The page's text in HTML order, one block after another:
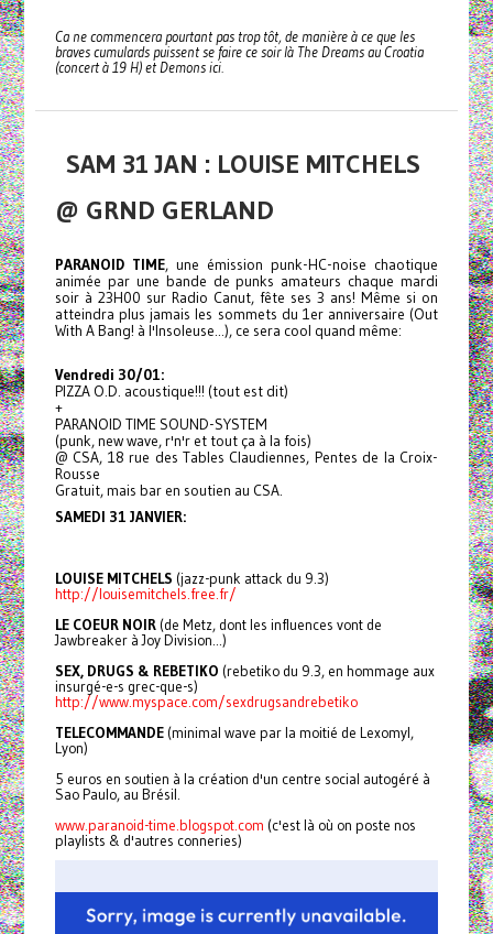
Ca ne commencera pourtant pas trop tôt, de manière à ce que les
braves cumulards puissent se faire ce soir là The Dreams au Croatia
(concert à 19 H) et Demons ici.
SAM 31 JAN : LOUISE MITCHELS
@ GRND GERLAND
PARANOID TIME, une émission punk-HC-noise chaotique
animée par une bande de punks amateurs chaque mardi
soir à 23H00 sur Radio Canut, fête ses 3 ans! Même si on
atteindra plus jamais les sommets du 1er anniversaire (Out
With A Bang! à l'Insoleuse...), ce sera cool quand même:
Vendredi 30/01:
PIZZA O.D. acoustique!!! (tout est dit)
+
PARANOID TIME SOUND-SYSTEM
(punk, new wave, r'n'r et tout ça à la fois)
@ CSA, 18 rue des Tables Claudiennes, Pentes de la Croix-
Rousse
Gratuit, mais bar en soutien au CSA.
SAMEDI 31 JANVIER:
LOUISE MITCHELS (jazz-punk attack du 9.3)
http://louisemitchels.free.fr/
LE COEUR NOIR(de Metz, dont les influences vont de
Jawbreaker à Joy Division...)
SEX, DRUGS & REBETIKO (rebetiko du 9.3, en hommage aux
insurgé-e-s grec-que-s)
http://www.myspace.com/sexdrugsandrebetiko
TELECOMMANDE(minimal wave par la moitié de Lexomyl,
Lyon)
5 euros en soutien à la création d'un centre social autogéré à
Sao Paulo, au Brésil.
www.paranoid-time.blogspot.com (c'est là où on poste nos
playlists & d'autres conneries)